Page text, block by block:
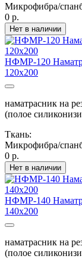
Микрофибра/
0 р.
Нет в наличии
НФМР-120
120х200
наматрасник на
(полое
Ткань:
Микрофибра/
0 р.
Нет в наличии
НФМР-140
140х200
наматрасник на
(полое